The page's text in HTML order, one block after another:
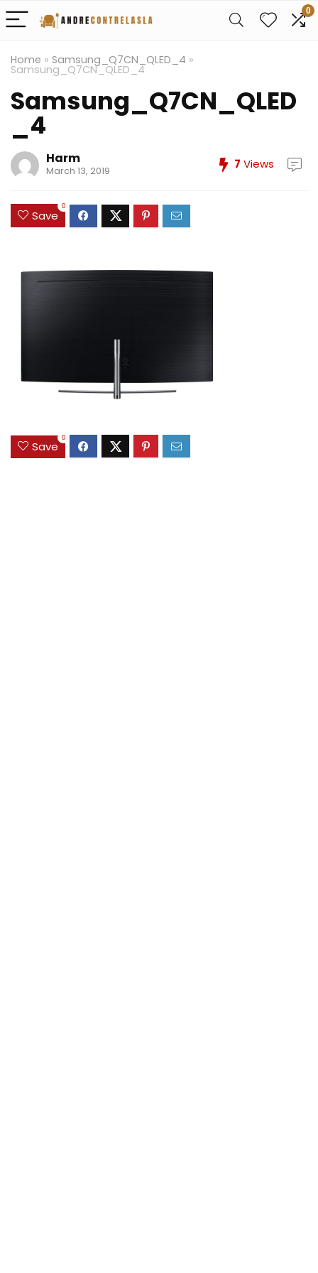
0
Home » Samsung_Q7CN_QLED_4 »
Samsung_Q7CN_QLED_4
Samsung_Q7CN_QLED
_4
Harm
March 13, 2019 7 Views
Save
0
Save
0